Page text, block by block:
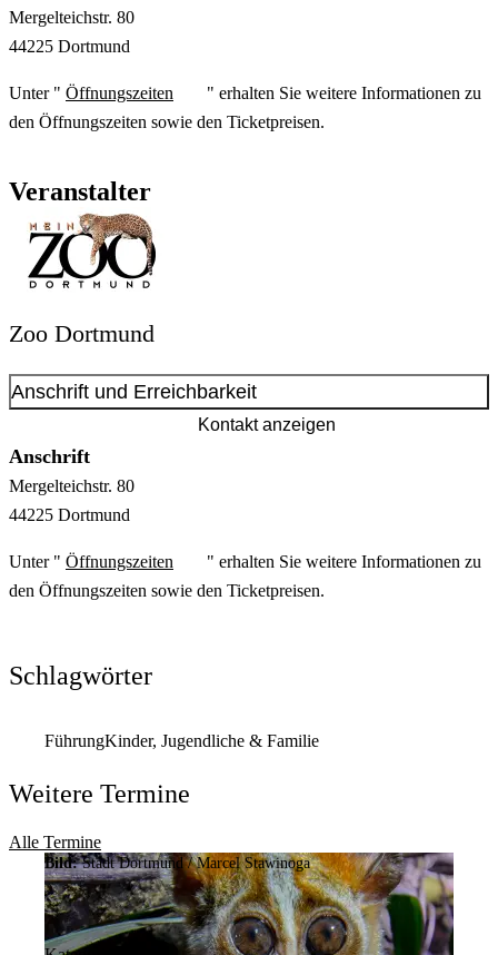
Mergelteichstr. 80
44225 Dortmund
Unter " Öffnungszeiten
" erhalten Sie weitere Informationen zu
den Öffnungszeiten sowie den Ticketpreisen.
Veranstalter
Zoo Dortmund
Anschrift und Erreichbarkeit
Kontakt anzeigen
Anschrift
Mergelteichstr. 80
44225 Dortmund
Unter " Öffnungszeiten
" erhalten Sie weitere Informationen zu
den Öffnungszeiten sowie den Ticketpreisen.
Schlagwörter
FührungKinder, Jugendliche & Familie
Weitere Termine
Alle Termine
Bild:Stadt Dortmund / Marcel Stawinoga